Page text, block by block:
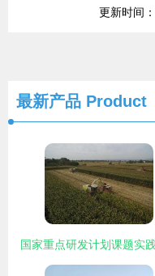
更新时间
最新产品 Product